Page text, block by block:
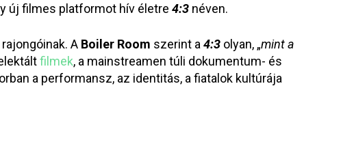
új filmes platformot hív életre 4:3 néven.
A Boiler Room szerint a 4:3 olyan, „mint a
filmek, a mainstreamen túli dokumentum- és
a performansz, az identitás, a fiatalok kultúrája